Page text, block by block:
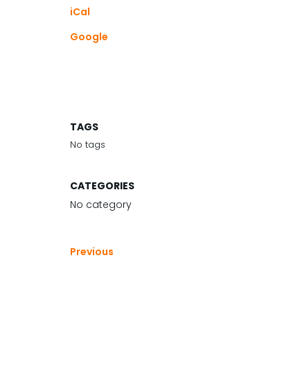
iCal
Google
TAGS
No tags
CATEGORIES
No category
Previous